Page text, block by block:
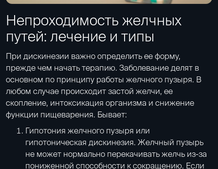
Непроходимость желчных
путей: лечение и типы
При дискинезии важно определить ее форму,
прежде чем начать терапию. Заболевание делят в
основном по принципу работы желчного пузыря. В
любом случае происходит застой желчи, ее
скопление, интоксикация организма и снижение
функции пищеварения. Бывает:
Гипотония желчного пузыря или
гипотоническая дискинезия. Желчный пузырь
не может нормально перекачивать желчь из-за
пониженной способности к сокращению. Если